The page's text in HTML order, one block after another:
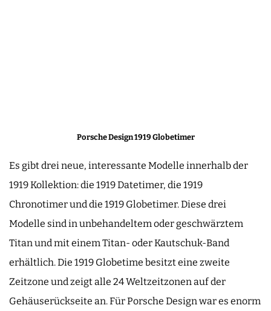
Porsche Design 1919 Globetimer
Es gibt drei neue, interessante Modelle innerhalb der
1919 Kollektion: die 1919 Datetimer, die 1919
Chronotimer und die 1919 Globetimer. Diese drei
Modelle sind in unbehandeltem oder geschwärztem
Titan und mit einem Titan- oder Kautschuk-Band
erhältlich. Die 1919 Globetime besitzt eine zweite
Zeitzone und zeigt alle 24 Weltzeitzonen auf der
Gehäuserückseite an. Für Porsche Design war es enorm